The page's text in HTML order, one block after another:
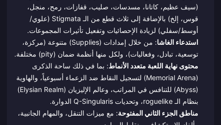
(سيف عظيم، كاتانا، مسدسات، صليب، قفازات، رمح، منجل،
قوس، إلخ) بالإضافة إلى ثلاث قطع من الـ Stigmata (علوي/
أوسط/سفلي) لزيادة الإحصائيات وتفعيل تأثيرات المجموعات.
استدعاء الغاشا
: من خلال إمدادات (Supplies) متنوعة (مركزة،
توسعية، تبادل، وفعاليات)، ولكل منها أنظمة ضمان (pity) مختلفة.
محتوى نهاية اللعبة متعدد الأنماط: بما في ذلك ساحة الذكرى
(Memorial Arena) لتسجيل النقاط ضد الزعماء أسبوعياً، والهاوية
(Abyss) للتنافس في المراتب، وعالم الإليزيان (Elysian Realm)
بنظام الـ roguelike، وتحديات Q-Singularis الدوارة.
مناطق الجزء الثاني المفتوحة: مع ميزات التنقل، والمهام الجانبية،